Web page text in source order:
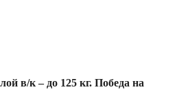
в/к – до 125 кг. Победа на